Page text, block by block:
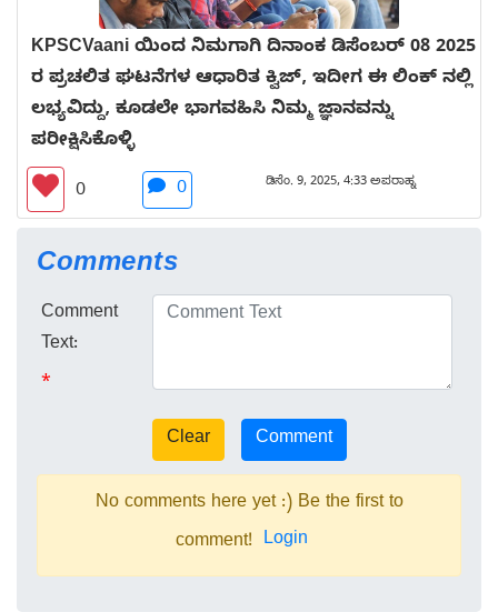
KPSCVaani ಯಿಂದ ನಿಮಗಾಗಿ ದಿನಾಂಕ ಡಿಸೆಂಬರ್ 08 2025
ರ ಪ್ರಚಲಿತ ಘಟನೆಗಳ ಆಧಾರಿತ ಕ್ವಿಜ್, ಇದೀಗ ಈ ಲಿಂಕ್ ನಲ್ಲಿ
ಲಭ್ಯವಿದ್ದು, ಕೂಡಲೇ ಭಾಗವಹಿಸಿ ನಿಮ್ಮ ಜ್ಞಾನವನ್ನು
ಪರೀಕ್ಷಿಸಿಕೊಳ್ಳಿ
0 0 ಡಿಸೆಂ. 9, 2025, 4:33 ಅಪರಾಹ್ನ
Comments
Comment
Text:
*
No comments here yet :) Be the first to
comment! Login